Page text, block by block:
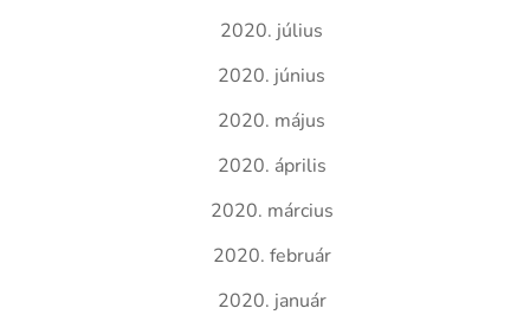
2020. július
2020. június
2020. május
2020. április
2020. március
2020. február
2020. január